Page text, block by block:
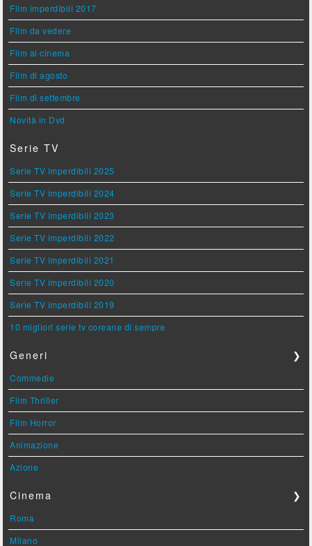
Film imperdibili 2017
Film da vedere
Film al cinema
Film di agosto
Film di settembre
Novità in Dvd
Serie TV
Serie TV imperdibili 2025
Serie TV imperdibili 2024
Serie TV imperdibili 2023
Serie TV imperdibili 2022
Serie TV imperdibili 2021
Serie TV imperdibili 2020
Serie TV imperdibili 2019
10 migliori serie tv coreane di sempre
Generi ❯
Commedie
Film Thriller
Film Horror
Animazione
Azione
Cinema ❯
Roma
Milano